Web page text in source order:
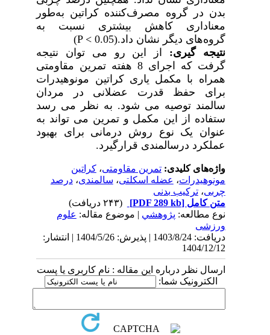
بدن در گروه مصرف‌کننده کراتین به‌طور
معناداری کاهش بیشتری نسبت به
گروه‌های دیگر نشان داد (P < 0.05).
نتیجه گیری:از این رو می توان نتیجه
گرفت که اجرای 8 هفته تمرین مقاومتی
همراه با مکمل یاری کراتین مونوهیدرات
برای حفظ قدرت عضلانی در مردان
سالمند توصیه می شود. به نظر می رسد
ستفاده از این مکمل و تمرین می تواند به
عنوان یک نوع روش درمانی برای بهبود
عملکرد درسالمندی قرارگیرد.
واژه‌های کلیدی:تمرین مقاومتی،کراتین
مونوهیدرات،عضله اسکلتی،سالمندی،درصد
چربی،ترکیب بدنی
متن کامل[PDF 289 kb]
نوع مطالعه:پژوهشي| موضوع مقاله:علوم
ورزشی
دریافت: 1403/8/24 | پذیرش: 1404/5/26 | انتشار:
1404/12/12
ارسال نظر درباره این مقاله : نام کاربری یا پست
الکترونیک شما: